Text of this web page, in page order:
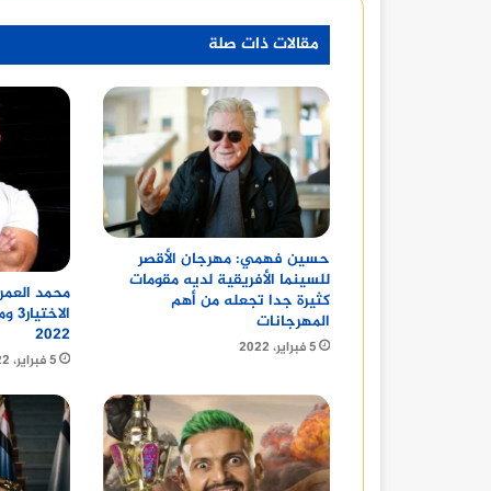
مقالات ذات صلة
حسين فهمي: مهرجان الأقصر
للسينما الأفريقية لديه مقومات
كثيرة جدا تجعله من أهم
المهرجانات
5 فبراير، 2022
محمد
2022
5 فبراير، 2022